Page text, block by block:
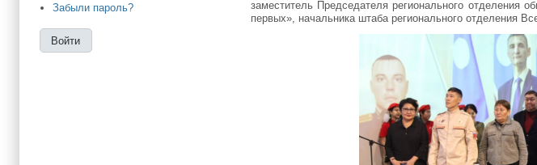
Забыли пароль?
заместитель Председателя регионального отделения
первых», начальника штаба регионального отделения